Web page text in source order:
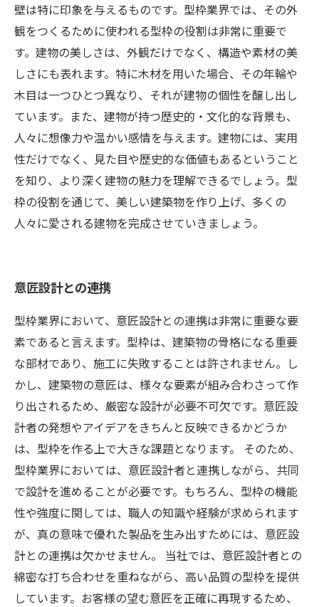
壁は特に印象を与えるものです。型枠業界では、その外
観をつくるために使われる型枠の役割は非常に重要で
す。建物の美しさは、外観だけでなく、構造や素材の美
しさにも表れます。特に木材を用いた場合、その年輪や
木目は一つひとつ異なり、それが建物の個性を醸し出し
ています。また、建物が持つ歴史的・文化的な背景も、
人々に想像力や温かい感情を与えます。建物には、実用
性だけでなく、見た目や歴史的な価値もあるということ
を知り、より深く建物の魅力を理解できるでしょう。型
枠の役割を通じて、美しい建築物を作り上げ、多くの
人々に愛される建物を完成させていきましょう。
意匠設計との連携
型枠業界において、意匠設計との連携は非常に重要な要
素であると言えます。型枠は、建築物の骨格になる重要
な部材であり、施工に失敗することは許されません。し
かし、建築物の意匠は、様々な要素が組み合わさって作
り出されるため、厳密な設計が必要不可欠です。意匠設
計者の発想やアイデアをきちんと反映できるかどうか
は、型枠を作る上で大きな課題となります。 そのため、
型枠業界においては、意匠設計者と連携しながら、共同
で設計を進めることが必要です。もちろん、型枠の機能
性や強度に関しては、職人の知識や経験が求められます
が、真の意味で優れた製品を生み出すためには、意匠設
計との連携は欠かせません。 当社では、意匠設計者との
綿密な打ち合わせを重ねながら、高い品質の型枠を提供
しています。お客様の望む意匠を正確に再現するため、